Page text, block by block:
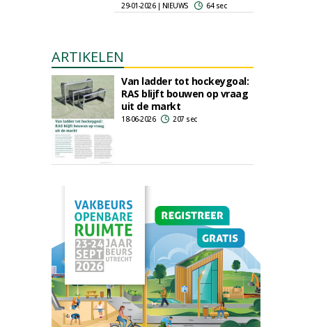
29-01-2026 | NIEUWS 64 sec
ARTIKELEN
Van ladder tot hockeygoal:
RAS blijft bouwen op vraag
uit de markt
18-06-2026 207 sec